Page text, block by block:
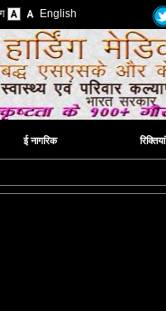
English
ई नागरिक रिक्तियां